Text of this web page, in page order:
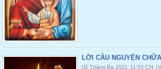
LỜI CẦU NGUYỆN
05 Tháng Ba 2021 11:53 CH